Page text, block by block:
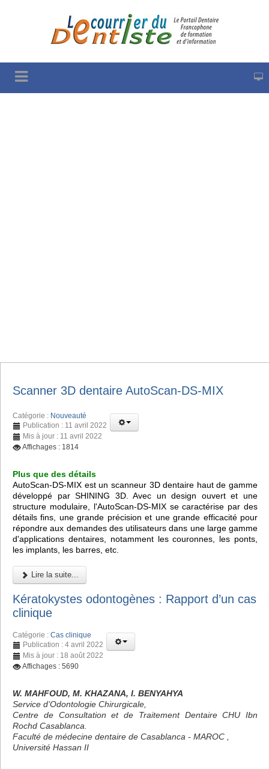
Scanner 3D dentaire AutoScan-DS-MIX
Catégorie : Nouveauté
Publication : 11 avril 2022
Mis à jour : 11 avril 2022
Affichages : 1814
Plus que des détails
AutoScan-DS-MIX est un scanneur 3D dentaire haut de gamme
développé par SHINING 3D. Avec un design ouvert et une
structure modulaire, l'AutoScan-DS-MIX se caractérise par des
détails fins, une grande précision et une grande efficacité pour
répondre aux demandes des utilisateurs dans une large gamme
d'applications dentaires, notamment les couronnes, les ponts,
les implants, les barres, etc.
Lire la suite...
Kératokystes odontogènes : Rapport d’un cas
clinique
Catégorie : Cas clinique
Publication : 4 avril 2022
Mis à jour : 18 août 2022
Affichages : 5690
W. MAHFOUD, M. KHAZANA, I. BENYAHYA
Service d’Odontologie Chirurgicale,
Centre de Consultation et de Traitement Dentaire CHU Ibn
Rochd Casablanca.
Faculté de médecine dentaire de Casablanca - MAROC ,
Université Hassan II